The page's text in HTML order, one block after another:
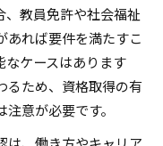
、教員免許や社会福祉
あれば要件を満たすこ
なケースはあります
るため、資格取得の有
意が必要です。